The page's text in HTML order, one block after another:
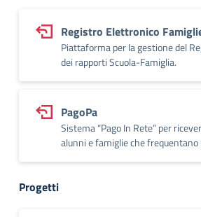
Registro Elettronico
Piattaforma per la gestione del
dei rapporti Scuola-Famiglia.
PagoPa
Sistema “Pago In Rete” per
alunni e famiglie che frequentano
Progetti